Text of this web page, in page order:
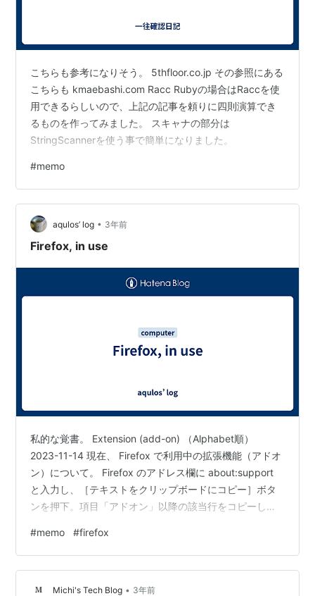
こちらも参考になりそう。 5thfloor.co.jp その参照にある
こちらも kmaebashi.com Racc Rubyの場合はRaccを使
用できるらしいので、上記の記事を頼りに四則演算でき
るものを作ってみました。 スキャナの部分は
StringScannerを使う事で簡単になりました。
#memo
aqulos’ log • 3年前
Firefox, in use
私的な覚書。 Extension (add-on) （Alphabet順）
2023-11-14 現在、 Firefox で利用中の拡張機能（アドオ
ン）について。 Firefox のアドレス欄に about:support
と入力し、［テキストをクリップボードにコピー］ボタ
ンを押下。項目「アドオン」以降の該当行をコピーして
残す Cookie をホワイトリストで指定し管理。余計な
Cookie はブラウザに残さない。 Enhancer for YouTube™
バージョン: 2.0.121 YouTube を見やすい…
#memo #firefox
Michi's Tech Blog • 3年前